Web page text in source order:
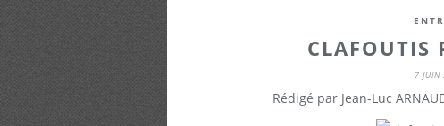
CLAFOUTIS
7 JUIN
Rédigé par Jean-Luc